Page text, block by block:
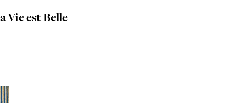
Vie est Belle